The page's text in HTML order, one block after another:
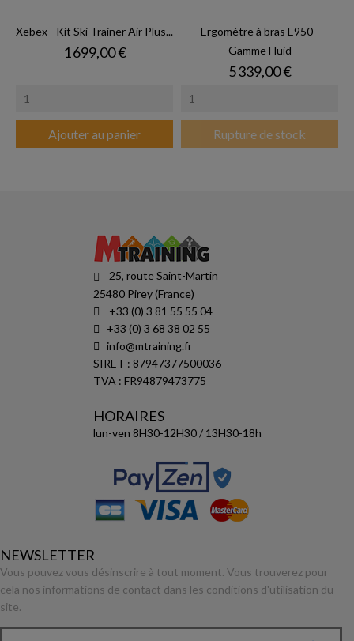
Xebex - Kit Ski Trainer Air Plus...
Prix
1 699,00 €
Ajouter au panier
Ergomètre à bras E950 -
Gamme Fluid
Prix
5 339,00 €
Rupture de stock
25, route Saint-Martin
25480 Pirey (France)
+33 (0) 3 81 55 55 04
+33 (0) 3 68 38 02 55
info@mtraining.fr
SIRET : 87947377500036
TVA : FR94879473775
HORAIRES
lun-ven 8H30-12H30 / 13H30-18h
NEWSLETTER
Vous pouvez vous désinscrire à tout moment. Vous trouverez pour
cela nos informations de contact dans les conditions d'utilisation du
site.